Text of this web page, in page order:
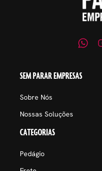
SEM PARAR EMPRESAS
Sobre Nós
Nossas Soluções
CATEGORIAS
Pedágio